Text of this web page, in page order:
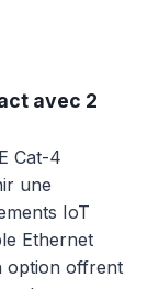
avec 2
Cat-4
une
IoT
Ethernet
option offrent